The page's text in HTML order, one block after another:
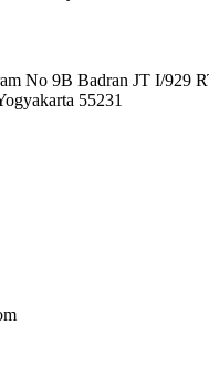
No 9B Badran JT I/929
55231